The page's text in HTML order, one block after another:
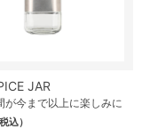
JAR
が今まで以上に楽しみに
税込）